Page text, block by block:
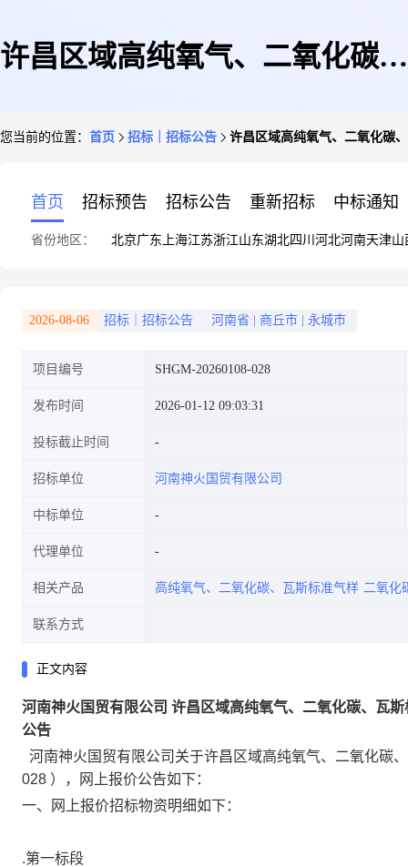
许昌区域高纯氧气、二氧化碳、
您当前的位置： 首页 招标｜招标公告 许昌区域高纯氧气、二氧化碳
首页 招标预告 招标公告 重新招标 中标通知
省份地区： 北京广东 上海江苏浙江山东湖北四川 河北河南天津山
2026-08-06 招标｜招标公告 河南省 商丘市 永城市
项目编号 SHGM-20260108-028
发布时间 2026-01-12 09:03:31
投标截止时间
招标单位 河南神火国贸有限公司
中标单位
代理单位
相关产品 高纯氧气、二氧化碳、瓦斯标准气样 二氧化
联系方式
正文内容
河南神火国贸有限公司 许昌区域高纯氧气、二氧化碳、瓦
公告
河南神火国贸有限公司关于许昌区域高纯氧气、二氧化碳
028 ），网上报价公告如下：
一、网上报价招标物资明细如下：
.第一标段